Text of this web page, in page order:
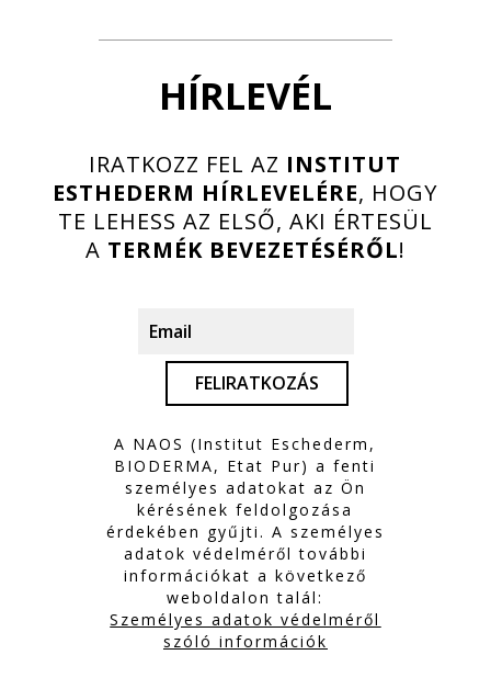
HÍRLEVÉL
IRATKOZZ FEL AZ INSTITUT
ESTHEDERM HÍRLEVELÉRE, HOGY
TE LEHESS AZ ELSŐ, AKI ÉRTESÜL
A TERMÉK BEVEZETÉSÉRŐL!
FELIRATKOZÁS
A NAOS (Institut Eschederm,
BIODERMA, Etat Pur) a fenti
személyes adatokat az Ön
kérésének feldolgozása
érdekében gyűjti. A személyes
adatok védelméről további
információkat a következő
weboldalon talál:
Személyes adatok védelméről
szóló információk